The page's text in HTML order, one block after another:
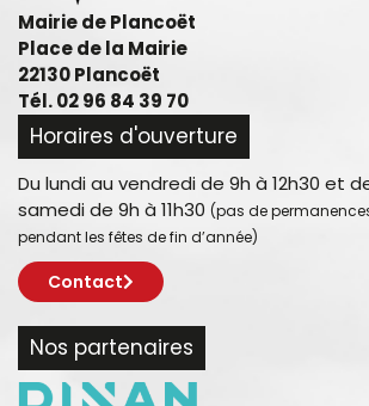
Mairie de Plancoët
Place de la Mairie
22130 Plancoët
Tél. 02 96 84 39 70
Horaires d'ouverture
Du lundi au vendredi de 9h à 12h30 et
samedi de 9h à 11h30 (pas de
pendant les fêtes de fin d’année)
Contact
Nos partenaires